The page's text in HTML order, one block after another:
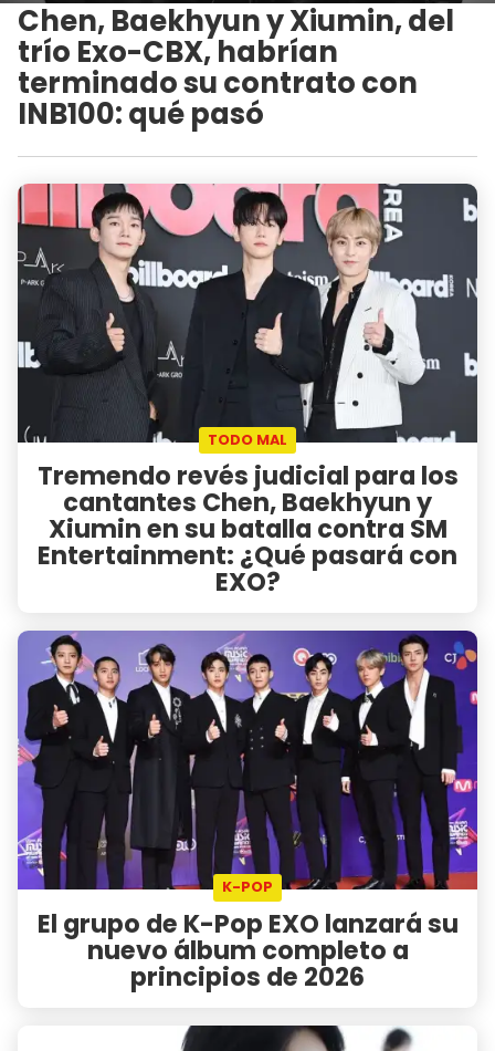
Chen, Baekhyun y Xiumin, del
trío Exo-CBX, habrían
terminado su contrato con
INB100: qué pasó
TODO MAL
Tremendo revés judicial para los
cantantes Chen, Baekhyun y
Xiumin en su batalla contra SM
Entertainment: ¿Qué pasará con
EXO?
K-POP
El grupo de K-Pop EXO lanzará su
nuevo álbum completo a
principios de 2026